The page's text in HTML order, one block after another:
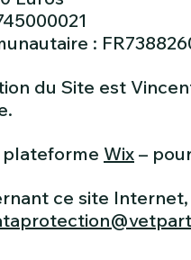
:
du Site est
plateforme Wix –
ce site